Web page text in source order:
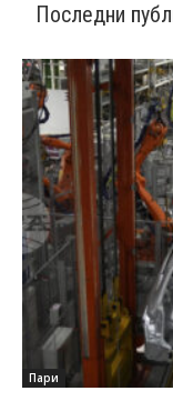
Последни
Пари